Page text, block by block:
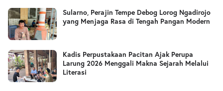
Sularno, Perajin Tempe Debog Lorog Ngadirojo
yang Menjaga Rasa di Tengah Pangan Modern
Kadis Perpustakaan Pacitan Ajak Perupa
Larung 2026 Menggali Makna Sejarah Melalui
Literasi